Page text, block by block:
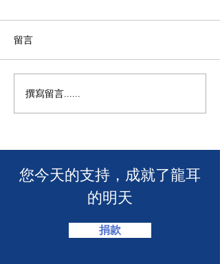
🧯 【推動資訊無障礙！龍
耳為葵盛西邨消防安全簡
留言
撰寫留言......
​您今天的支持，成就了龍耳
的明天
捐款